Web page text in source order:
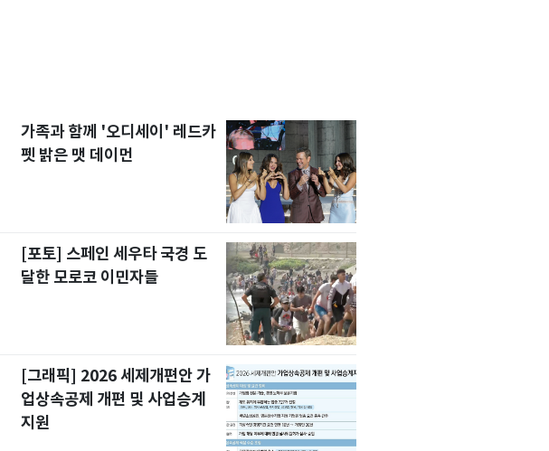
가족과 함께 '오디세이' 레드카
펫 밝은 맷 데이먼
[포토] 스페인 세우타 국경 도
달한 모로코 이민자들
[그래픽] 2026 세제개편안 가
업상속공제 개편 및 사업승계
지원